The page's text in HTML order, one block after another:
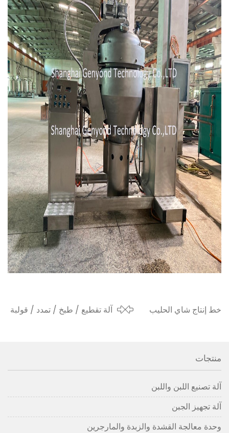
خط إنتاج شاي الحليب
آلة تقطيع / طبخ / تمدد / قولبة
منتجات
آلة تصنيع اللبن واللبن
آلة تجهيز الجبن
وحدة معالجة القشدة والزبدة والمارجرين